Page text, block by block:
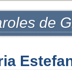
de